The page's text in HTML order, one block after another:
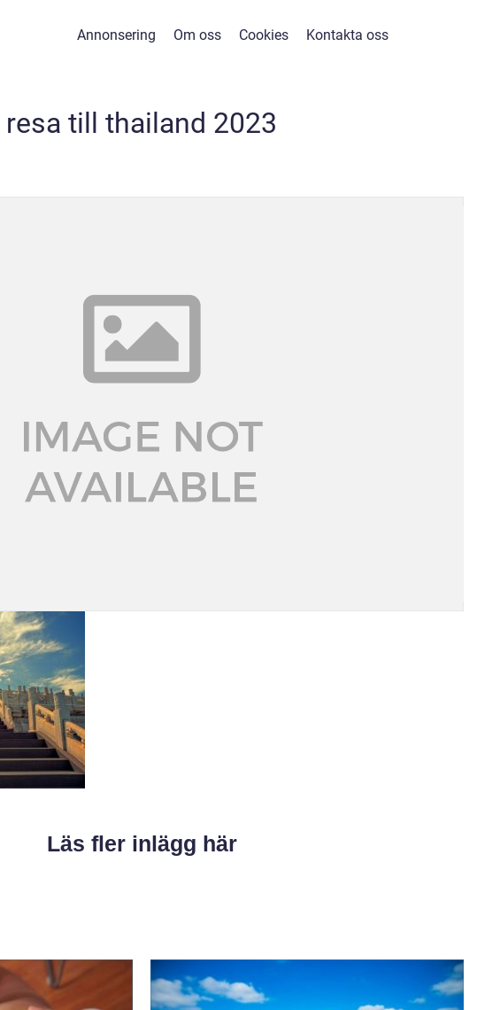
Annonsering Om oss Cookies Kontakta oss
resa till thailand 2023
Läs fler inlägg här